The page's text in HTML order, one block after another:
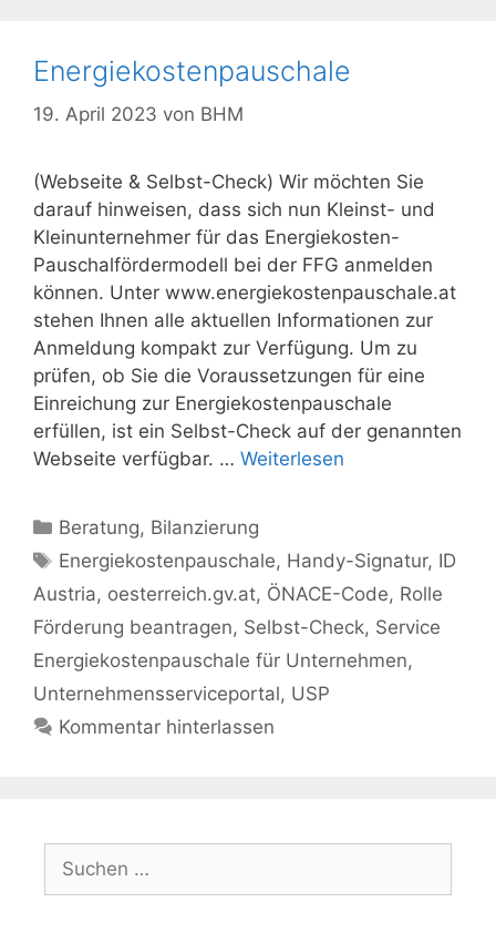
Energiekostenpauschale
19. April 2023 von BHM
(Webseite & Selbst-Check) Wir möchten Sie
darauf hinweisen, dass sich nun Kleinst- und
Kleinunternehmer für das Energiekosten-
Pauschalfördermodell bei der FFG anmelden
können. Unter www.energiekostenpauschale.at
stehen Ihnen alle aktuellen Informationen zur
Anmeldung kompakt zur Verfügung. Um zu
prüfen, ob Sie die Voraussetzungen für eine
Einreichung zur Energiekostenpauschale
erfüllen, ist ein Selbst-Check auf der genannten
Webseite verfügbar. … Weiterlesen
Kategorien
Beratung, Bilanzierung
Schlagwörter
Energiekostenpauschale, Handy-Signatur, ID
Austria, oesterreich.gv.at, ÖNACE-Code, Rolle
Förderung beantragen, Selbst-Check, Service
Energiekostenpauschale für Unternehmen,
Unternehmensserviceportal, USP
Kommentar hinterlassen
nach: